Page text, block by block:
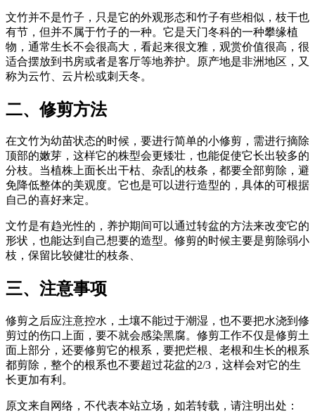
文竹并不是竹子，只是它的外观形态和竹子有些相似，枝干也
有节，但并不属于竹子的一种。它是天门冬科的一种攀缘植
物，通常生长不会很高大，看起来很文雅，观赏价值很高，很
适合摆放到书房或者是客厅等地养护。原产地是非洲地区，又
称为云竹、云片松或刺天冬。
二、修剪方法
在文竹为幼苗状态的时候，要进行简单的小修剪，需进行摘除
顶部的嫩芽，这样它的株型会更矮壮，也能促使它长出较多的
分枝。当植株上面长出干枯、杂乱的枝条，都要全部剪除，避
免降低整体的美观度。它也是可以进行造型的，具体的可根据
自己的喜好来定。
文竹是有趋光性的，养护期间可以通过转盆的方法来改变它的
形状，也能达到自己想要的造型。修剪的时候主要是剪除弱小
枝，保留比较健壮的枝条、
三、注意事项
修剪之后应注意控水，土壤不能过于潮湿，也不要把水浇到修
剪过的伤口上面，要不就会感染黑腐。修剪工作不仅是修剪土
面上部分，还要修剪它的根系，要把烂根、老根和生长的根系
都剪除，整个的根系也不要超过花盆的2/3，这样会对它的生
长更加有利。
原文来自网络，不代表本站立场，如若转载，请注明出处：